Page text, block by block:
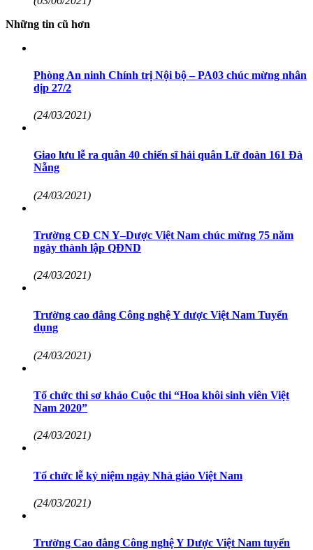
Những tin cũ hơn
Phòng An ninh Chính trị Nội bộ – PA03 chúc mừng nhân
dịp 27/2
(24/03/2021)
Giao lưu lễ ra quân 40 chiến sĩ hải quân Lữ đoàn 161 Đà
Nẵng
(24/03/2021)
Trường CĐ CN Y–Dược Việt Nam chúc mừng 75 năm
ngày thành lập QĐND
(24/03/2021)
Trường cao đẳng Công nghệ Y dược Việt Nam Tuyển
dụng
(24/03/2021)
Tổ chức thi sơ khảo Cuộc thi “Hoa khôi sinh viên Việt
Nam 2020”
(24/03/2021)
Tổ chức lễ kỷ niệm ngày Nhà giáo Việt Nam
(24/03/2021)
Trường Cao đẳng Công nghệ Y Dược Việt Nam tuyển